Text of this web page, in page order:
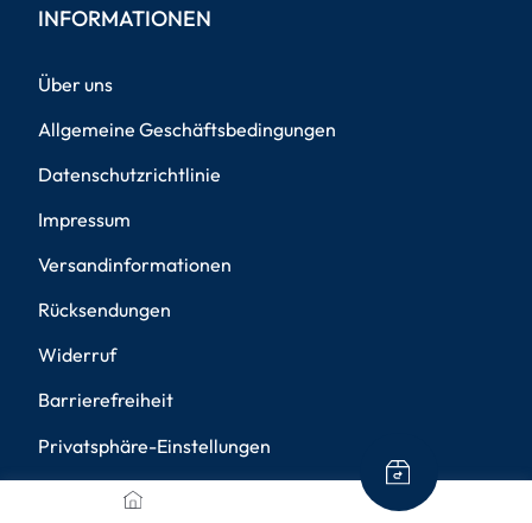
INFORMATIONEN
Über uns
Allgemeine Geschäftsbedingungen
Datenschutzrichtlinie
Impressum
Versandinformationen
Rücksendungen
Widerruf
Barrierefreiheit
Privatsphäre-Einstellungen